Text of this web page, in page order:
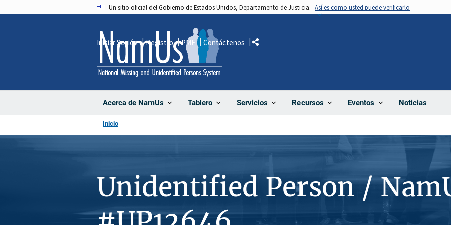
Un sitio oficial del Gobierno de Estados Unidos, Departamento de Justicia. Así es como usted puede verificarlo
Acerca de NamUs Tablero Servicios Recursos Eventos Noticias
Iniciar Sesión Registro PMF Contáctenos Comparte
Inicio
Unidentified Person /